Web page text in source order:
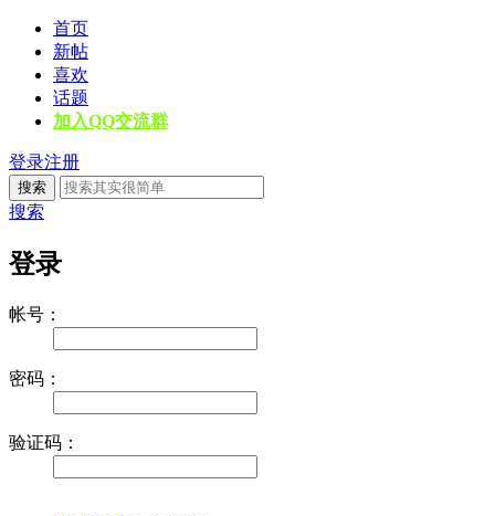
首页
新帖
喜欢
话题
加入QQ交流群
登录注册
搜索
搜索
登录
帐号：
密码：
验证码：